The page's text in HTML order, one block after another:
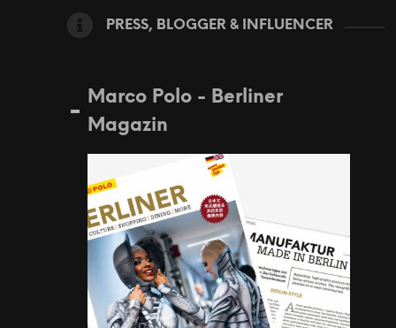
PRESS, BLOGGER & INFLUENCER
Marco Polo - Berliner
Magazin